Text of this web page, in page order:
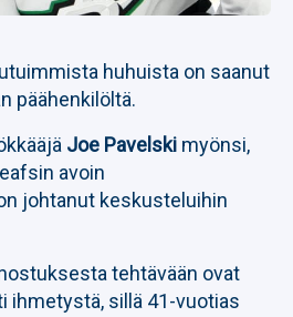
huhuista on saanut
päähenkilöltä.
Joe Pavelski myönsi,
avoin
johtanut keskusteluihin
tehtävään ovat
ihmetystä, sillä 41-vuotias